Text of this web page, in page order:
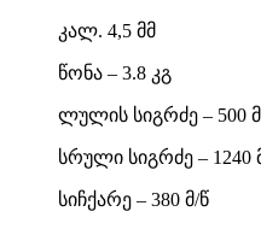
კალ. 4,5 მმ
წონა – 3.8 კგ
ლულის სიგრძე – 500
სრული სიგრძე – 1240
სიჩქარე – 380 მ/წ